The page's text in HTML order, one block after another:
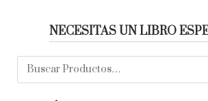
NECESITAS UN LIBRO
Buscar: